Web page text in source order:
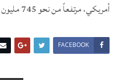
أمريكي، مرتفعاً من نحو 745 مليون دولار في عام 2016.
FACEBOOK